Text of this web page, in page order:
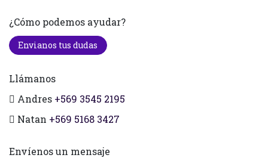
¿Cómo podemos ayudar?
Envianos tus dudas
Llámanos
Andres +569 3545 2195
Natan +569 5168 3427
Envíenos un mensaje